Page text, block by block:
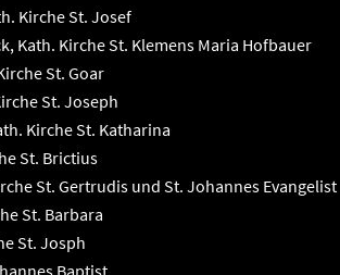
Kirche St. Josef
Kath. Kirche St. Klemens Maria Hofbauer
St. Goar
St. Joseph
Kirche St. Katharina
St. Brictius
St. Gertrudis und St. Johannes Evangelist
St. Barbara
St. Josph
Baptist